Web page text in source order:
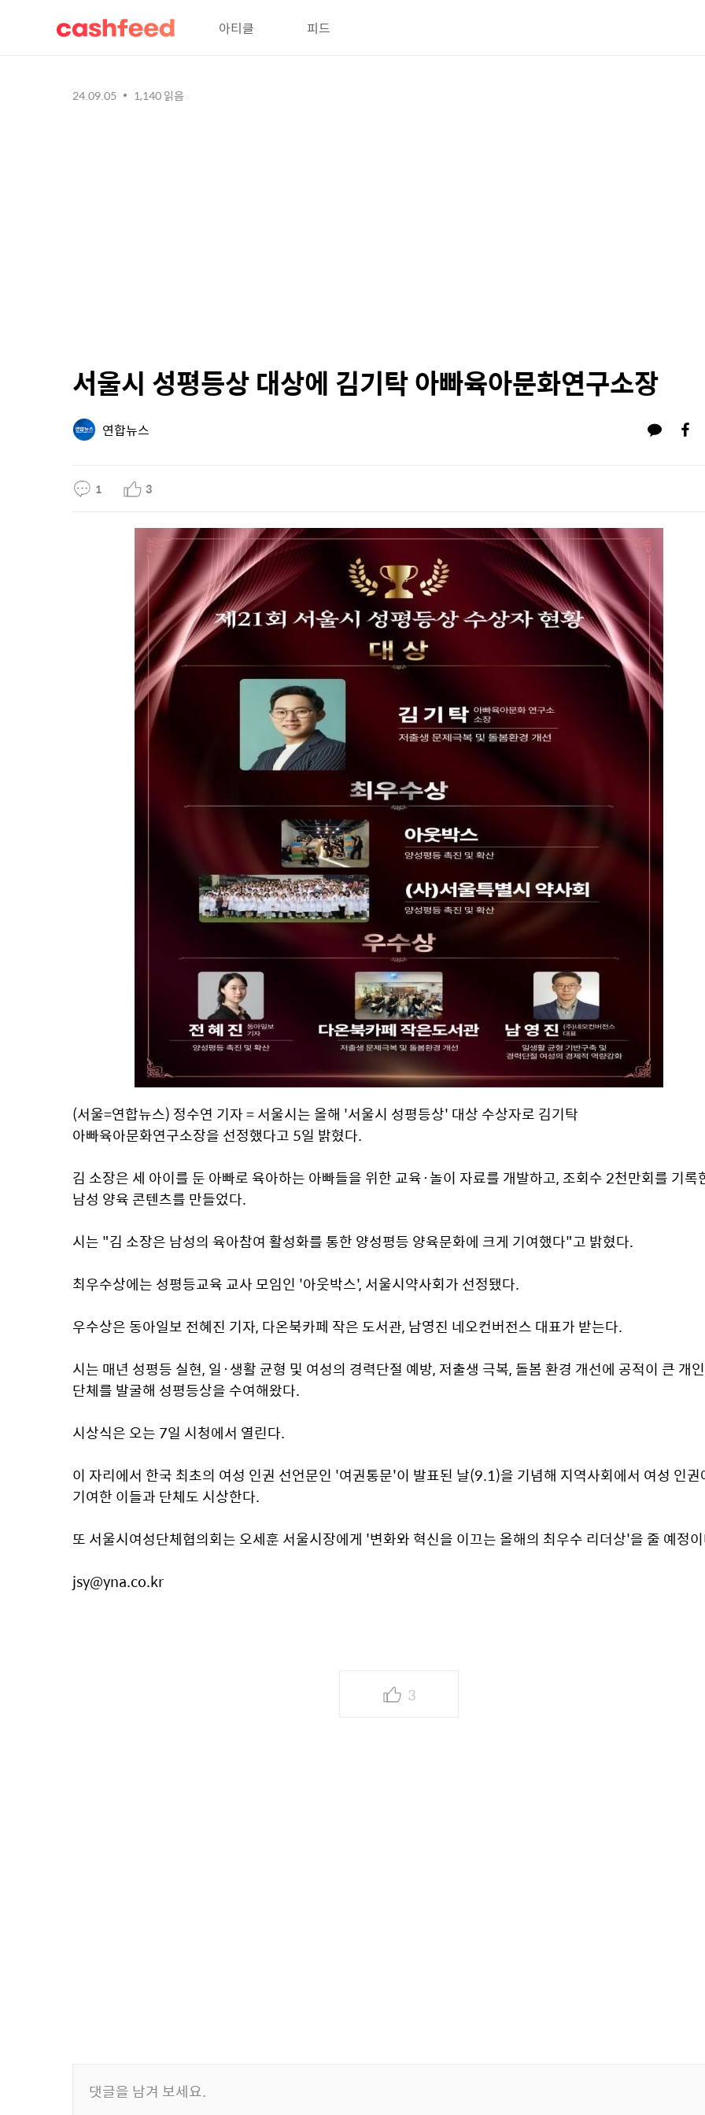
아티클 피드
24.09.05 1,140 읽음
서울시 성평등상 대상에 김기탁 아빠육아문화연구소장
연합뉴스
1 3
(서울=연합뉴스) 정수연 기자 = 서울시는 올해 '서울시 성평등상' 대상 수상자로 김기탁
아빠육아문화연구소장을 선정했다고 5일 밝혔다.
김 소장은 세 아이를 둔 아빠로 육아하는 아빠들을 위한 교육·놀이 자료를 개발하고, 조회수 2천만회를 기록
남성 양육 콘텐츠를 만들었다.
시는 "김 소장은 남성의 육아참여 활성화를 통한 양성평등 양육문화에 크게 기여했다"고 밝혔다.
최우수상에는 성평등교육 교사 모임인 '아웃박스', 서울시약사회가 선정됐다.
우수상은 동아일보 전혜진 기자, 다온북카페 작은 도서관, 남영진 네오컨버전스 대표가 받는다.
시는 매년 성평등 실현, 일·생활 균형 및 여성의 경력단절 예방, 저출생 극복, 돌봄 환경 개선에 공적이 큰 개
단체를 발굴해 성평등상을 수여해왔다.
시상식은 오는 7일 시청에서 열린다.
이 자리에서 한국 최초의 여성 인권 선언문인 '여권통문'이 발표된 날(9.1)을 기념해 지역사회에서 여성 인권
기여한 이들과 단체도 시상한다.
또 서울시여성단체협의회는 오세훈 서울시장에게 '변화와 혁신을 이끄는 올해의 최우수 리더상'을 줄 예정
jsy@yna.co.kr
3